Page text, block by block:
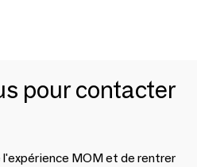
pour contacter
MOM et de rentrer